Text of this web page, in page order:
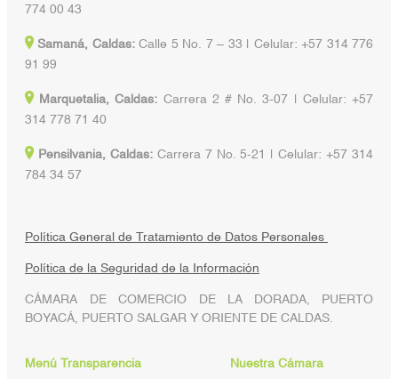
774 00 43
Samaná, Caldas:Calle 5 No. 7 – 33 | Celular: +57 314 776
91 99
Marquetalia, Caldas: Carrera 2 # No. 3-07 | Celular: +57
314 778 71 40
Pensilvania, Caldas:Carrera 7 No. 5-21 | Celular: +57 314
784 34 57
Política General de Tratamiento de Datos Personales
Política de la Seguridad de la Información
CÁMARA DE COMERCIO DE LA DORADA, PUERTO
BOYACÁ, PUERTO SALGAR Y ORIENTE DE CALDAS.
Menú Transparencia Nuestra Cámara